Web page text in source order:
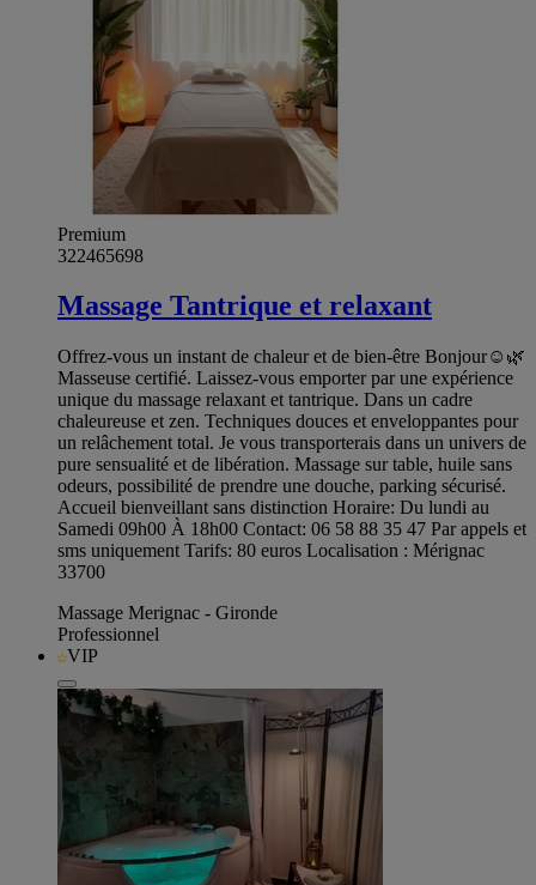
Premium
322465698
Massage Tantrique et relaxant
Offrez-vous un instant de chaleur et de bien-être Bonjour☺️🌿
Masseuse certifié. Laissez-vous emporter par une expérience
unique du massage relaxant et tantrique. Dans un cadre
chaleureuse et zen. Techniques douces et enveloppantes pour
un relâchement total. Je vous transporterais dans un univers de
pure sensualité et de libération. Massage sur table, huile sans
odeurs, possibilité de prendre une douche, parking sécurisé.
Accueil bienveillant sans distinction Horaire: Du lundi au
Samedi 09h00 À 18h00 Contact: 06 58 88 35 47 Par appels et
sms uniquement Tarifs: 80 euros Localisation : Mérignac
33700
Massage Merignac - Gironde
Professionnel
VIP